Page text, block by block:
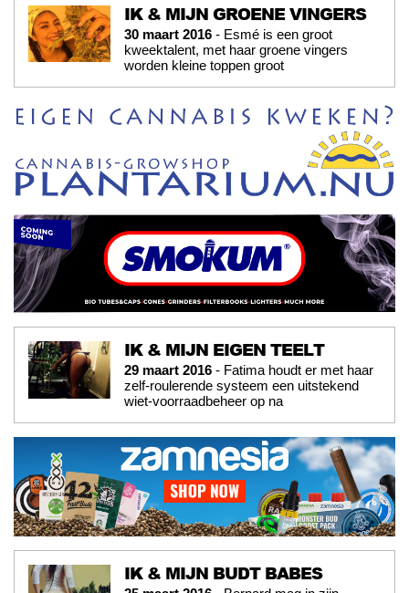
IK & MIJN GROENE VINGERS
30 maart 2016 - Esmé is een groot
kweektalent, met haar groene vingers
worden kleine toppen groot
IK & MIJN EIGEN TEELT
29 maart 2016 - Fatima houdt er met haar
zelf-roulerende systeem een uitstekend
wiet-voorraadbeheer op na
IK & MIJN BUDT BABES